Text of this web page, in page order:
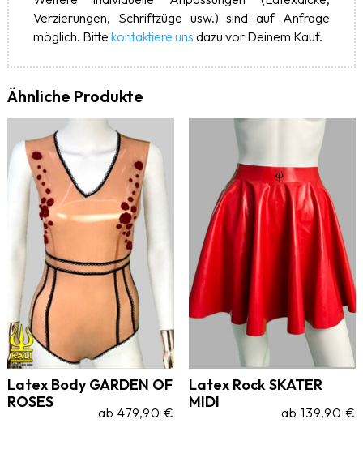
Verzierungen, Schriftzüge usw.) sind auf Anfrage
möglich. Bitte kontaktiere uns dazu vor Deinem Kauf.
Ähnliche Produkte
Latex Body GARDEN OF
ROSES
ab479,90€
Latex Rock SKATER
MIDI
ab139,90€